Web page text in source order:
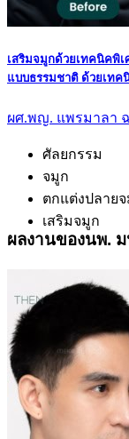
เสริมจมูกด้วยเทคนิคพิ
แบบธรรมชาติ ด้วยเท
ผศ.พญ. แพรมาลา ฉ
ศัลยกรรม
จมูก
ตกแต่งปลาย
เสริมจมูก
ผลงานของนพ.